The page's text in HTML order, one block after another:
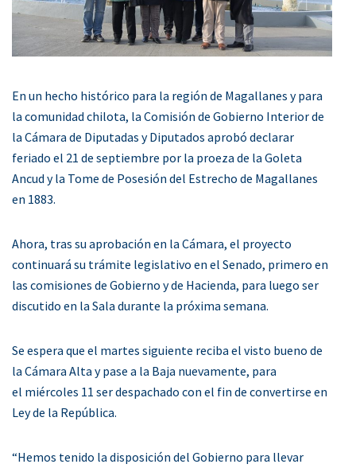
En un hecho histórico para la región de Magallanes y para
la comunidad chilota, la Comisión de Gobierno Interior de
la Cámara de Diputadas y Diputados aprobó declarar
feriado el 21 de septiembre por la proeza de la Goleta
Ancud y la Tome de Posesión del Estrecho de Magallanes
en 1883.
Ahora, tras su aprobación en la Cámara, el proyecto
continuará su trámite legislativo en el Senado, primero en
las comisiones de Gobierno y de Hacienda, para luego ser
discutido en la Sala durante la próxima semana.
Se espera que el martes siguiente reciba el visto bueno de
la Cámara Alta y pase a la Baja nuevamente, para
el miércoles 11 ser despachado con el fin de convertirse en
Ley de la República.
“Hemos tenido la disposición del Gobierno para llevar